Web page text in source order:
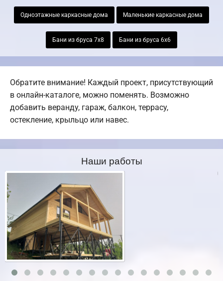
Одноэтажные каркасные дома Маленькие каркасные дома
Бани из бруса 7х8 Бани из бруса 6х6
Обратите внимание! Каждый проект, присутствующий
в онлайн-каталоге, можно поменять. Возможно
добавить веранду, гараж, балкон, террасу,
остекление, крыльцо или навес.
Наши работы